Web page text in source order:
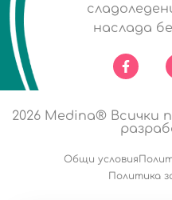
наслада
2026Medina® Всички
Общи условия
Политика